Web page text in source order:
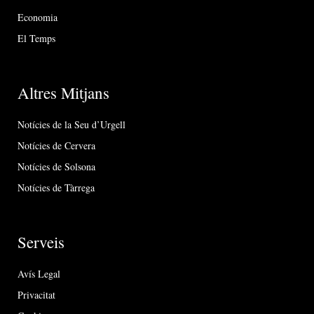
Economia
El Temps
Altres Mitjans
Notícies de la Seu d’Urgell
Notícies de Cervera
Notícies de Solsona
Notícies de Tàrrega
Serveis
Avís Legal
Privacitat